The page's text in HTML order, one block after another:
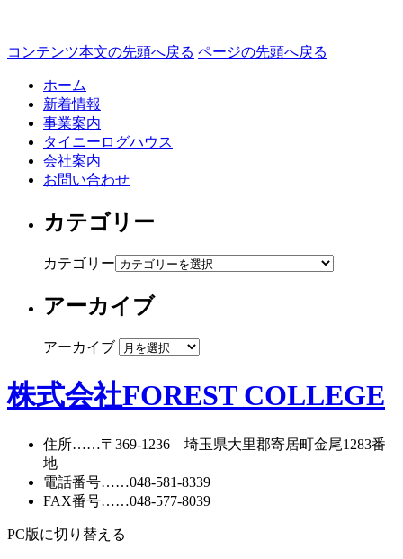
コンテンツ本文の先頭へ戻る ページの先頭へ戻る
ホーム
新着情報
事業案内
タイニーログハウス
会社案内
お問い合わせ
カテゴリー
カテゴリー
アーカイブ
アーカイブ
株式会社FOREST COLLEGE
住所……〒369-1236 埼玉県大里郡寄居町金尾1283番
地
電話番号……048-581-8339
FAX番号……048-577-8039
PC版に切り替える